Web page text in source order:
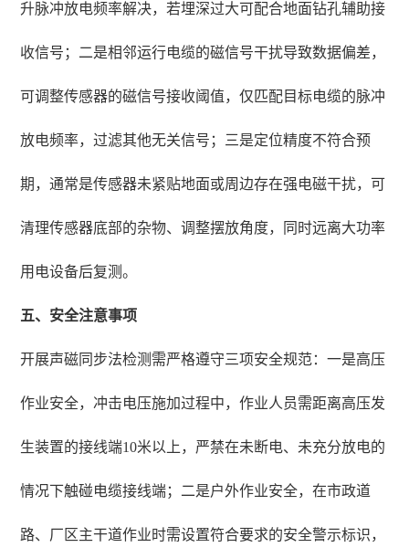
升脉冲放电频率解决，若埋深过大可配合地面钻孔辅助接
收信号；二是相邻运行电缆的磁信号干扰导致数据偏差，
可调整传感器的磁信号接收阈值，仅匹配目标电缆的脉冲
放电频率，过滤其他无关信号；三是定位精度不符合预
期，通常是传感器未紧贴地面或周边存在强电磁干扰，可
清理传感器底部的杂物、调整摆放角度，同时远离大功率
用电设备后复测。
五、安全注意事项
开展声磁同步法检测需严格遵守三项安全规范：一是高压
作业安全，冲击电压施加过程中，作业人员需距离高压发
生装置的接线端10米以上，严禁在未断电、未充分放电的
情况下触碰电缆接线端；二是户外作业安全，在市政道
路、厂区主干道作业时需设置符合要求的安全警示标识，